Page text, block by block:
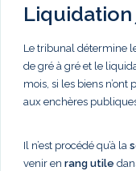
Le tribunal détermine
de gré à gré et le
mois, si les biens
aux enchères
Il n’est procédé qu’à la
venir en rang utile